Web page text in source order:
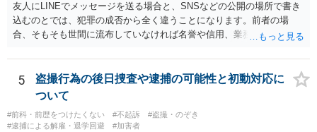
丈夫ですから，今後，同じような不安に襲われることがないように気
をつけてくださいね。それが一番大事です。
友人にLINEでメッセージを送る場合と、SNSなどの公開の場所で書き
込むのとでは、犯罪の成否から全く違うことになります。前者の場
合、そもそも世間に流布していなければ名誉や信用、業務にかかる犯
5
盗撮行為の後日捜査や逮捕の可能性と初動対応に
ついて
#前科・前歴をつけたくない #不起訴
#盗撮・のぞき
#逮捕による解雇・退学回避
#加害者